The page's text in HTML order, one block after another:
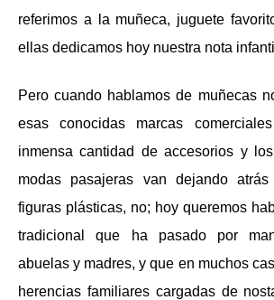
referimos a la muñeca, juguete
ellas dedicamos hoy nuestra nota
Pero cuando hablamos de muñecas
esas conocidas marcas
inmensa cantidad de accesorios y
modas pasajeras van dejando
figuras plásticas, no; hoy queremos
tradicional que ha pasado por
abuelas y madres, y que en muchos
herencias familiares cargadas de